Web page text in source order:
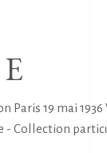
Paris 19 mai
Collection